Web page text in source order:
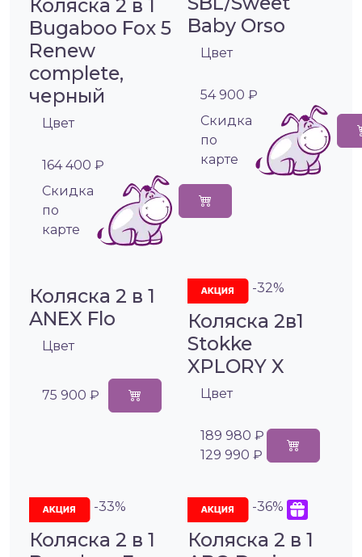
Коляска 2 в 1
Bugaboo Fox 5
Renew
complete,
черный
Цвет
164 400 ₽
Cкидка
по
карте
Baby Orso
Цвет
54 900 ₽
Cкидка
по
карте
Коляска 2 в 1
ANEX Flo
Цвет
75 900 ₽
-32%
Коляска 2в1
Stokke
XPLORY X
Цвет
189 980 ₽
129 990 ₽
-33%
Коляска 2 в 1
-36%
Коляска 2 в 1